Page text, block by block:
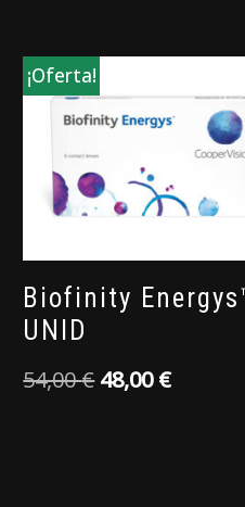
¡Oferta!
Biofinity
UNID
54,00€ 48,00€